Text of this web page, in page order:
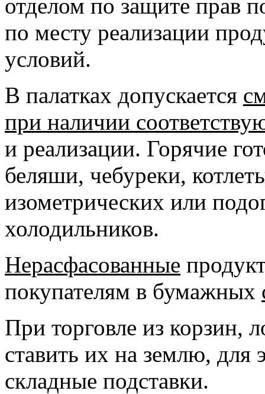
отделом по защите прав
по месту реализации
условий.
В палатках допускается
при наличии
и реализации. Горячие
беляши, чебуреки,
изометрических или
холодильников.
Нерасфасованные
покупателям в бумажных
При торговле из корзин,
ставить их на землю,
складные подставки.